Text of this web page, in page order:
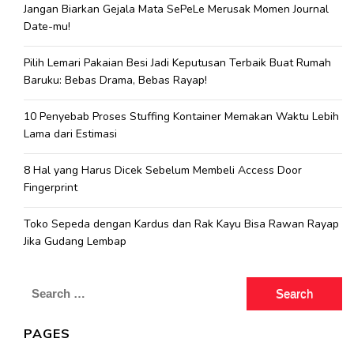
Jangan Biarkan Gejala Mata SePeLe Merusak Momen Journal
Date-mu!
Pilih Lemari Pakaian Besi Jadi Keputusan Terbaik Buat Rumah
Baruku: Bebas Drama, Bebas Rayap!
10 Penyebab Proses Stuffing Kontainer Memakan Waktu Lebih
Lama dari Estimasi
8 Hal yang Harus Dicek Sebelum Membeli Access Door
Fingerprint
Toko Sepeda dengan Kardus dan Rak Kayu Bisa Rawan Rayap
Jika Gudang Lembap
Search
PAGES